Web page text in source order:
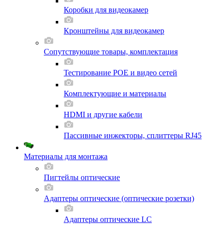
Коробки для видеокамер
Кронштейны для видеокамер
Сопутствующие товары, комплектация
Тестирование POE и видео сетей
Комплектующие и материалы
HDMI и другие кабели
Пассивные инжекторы, сплиттеры RJ45
Материалы для монтажа
Пигтейлы оптические
Адаптеры оптические (оптические розетки)
Адаптеры оптические LC